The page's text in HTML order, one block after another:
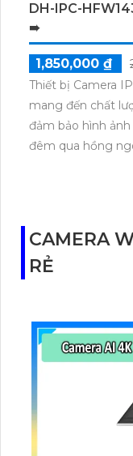
DH-IPC-
➠
1,850,000 ₫
Thiết bị Camera
mang đến chất
đảm bảo hình
đêm qua hồng
điện năng.
bảo tích hợp và
nhau. Với thiết kế
và giám sát dễ
CAMERA
RẺ